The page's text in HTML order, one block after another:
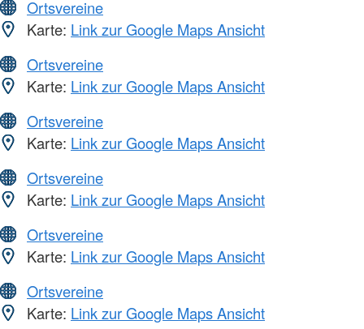
Ortsvereine
Karte: Link zur Google Maps Ansicht
Ortsvereine
Karte: Link zur Google Maps Ansicht
Ortsvereine
Karte: Link zur Google Maps Ansicht
Ortsvereine
Karte: Link zur Google Maps Ansicht
Ortsvereine
Karte: Link zur Google Maps Ansicht
Ortsvereine
Karte: Link zur Google Maps Ansicht